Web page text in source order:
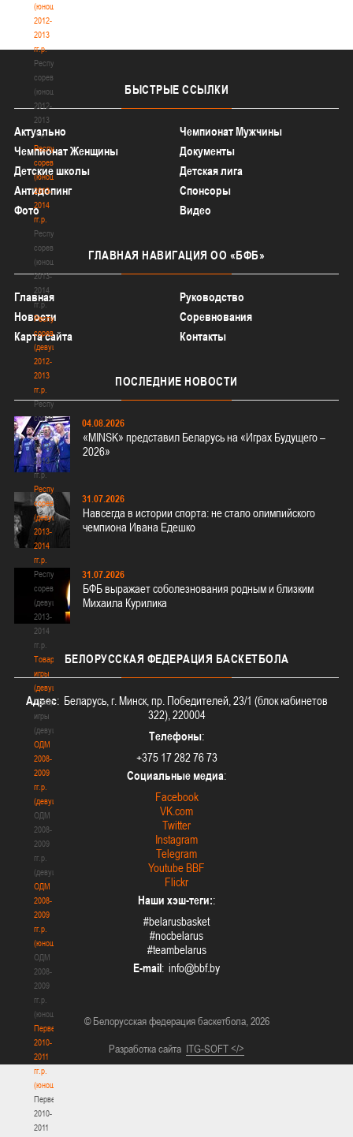
(юноши)
2012-
2013
гг.р.
Республиканские
соревнования
(юноши)
2012-
2013
гг.р.
Республиканские
соревнования
(юноши)
2013-
2014
гг.р.
Республиканские
соревнования
(юноши)
2013-
2014
гг.р.
Республиканские
соревнования
(девушки)
2012-
2013
гг.р.
Республиканские
соревнования
(девушки)
2012-
2013
гг.р.
Республиканские
соревнования
(девушки)
2013-
2014
гг.р.
Республиканские
соревнования
(девушки)
2013-
2014
гг.р.
Товарищеские
игры
(девушки)
Товарищеские
игры
(девушки)
ОДМ
2008-
2009
гг.р.
(девушки)
ОДМ
2008-
2009
гг.р.
(девушки)
ОДМ
2008-
2009
гг.р.
(юноши)
ОДМ
2008-
2009
гг.р.
(юноши)
Первенство
2010-
2011
гг.р.
(юноши)
Первенство
2010-
2011
БЫСТРЫЕ ССЫЛКИ
Актуально
Чемпионат Мужчины
Чемпионат Женщины
Документы
Детские школы
Детская лига
Антидопинг
Спонсоры
Фото
Видео
ГЛАВНАЯ НАВИГАЦИЯ ОО «БФБ»
Главная
Руководство
Новости
Соревнования
Карта сайта
Контакты
ПОСЛЕДНИЕ НОВОСТИ
04.08.2026
«MINSK» представил Беларусь на «Играх Будущего –
2026»
31.07.2026
Навсегда в истории спорта: не стало олимпийского
чемпиона Ивана Едешко
31.07.2026
БФБ выражает соболезнования родным и близким
Михаила Курилика
БЕЛОРУССКАЯ ФЕДЕРАЦИЯ БАСКЕТБОЛА
Адрес: Беларусь, г. Минск, пр. Победителей, 23/1 (блок кабинетов
322), 220004
Телефоны:
+375 17 282 76 73
Социальные медиа:
Facebook
VK.com
Twitter
Instagram
Telegram
Youtube BBF
Flickr
Наши хэш-теги::
#belarusbasket
#nocbelarus
#teambelarus
E-mail:
© Белорусская федерация баскетбола, 2026
Разработка сайта ITG-SOFT </>